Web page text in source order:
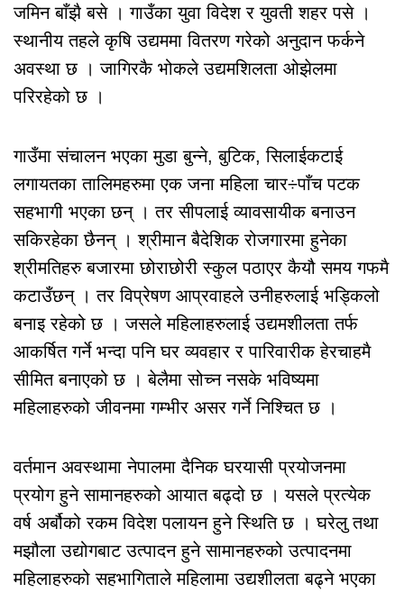
जमिन बाँझै बसे । गाउँका युवा विदेश र युवती शहर पसे ।
स्थानीय तहले कृषि उद्यममा वितरण गरेको अनुदान फर्कने
अवस्था छ । जागिरकै भोकले उद्यमशिलता ओझेलमा
परिरहेको छ ।
गाउँमा संचालन भएका मुडा बुन्ने, बुटिक, सिलाईकटाई
लगायतका तालिमहरुमा एक जना महिला चार÷पाँच पटक
सहभागी भएका छन् । तर सीपलाई व्यावसायीक बनाउन
सकिरहेका छैनन् । श्रीमान बैदेशिक रोजगारमा हुनेका
श्रीमतिहरु बजारमा छोराछोरी स्कुल पठाएर कैयौ समय गफमै
कटाउँछन् । तर विप्रेषण आप्रवाहले उनीहरुलाई भड्किलो
बनाइ रहेको छ । जसले महिलाहरुलाई उद्यमशीलता तर्फ
आकर्षित गर्ने भन्दा पनि घर व्यवहार र पारिवारीक हेरचाहमै
सीमित बनाएको छ । बेलैमा सोच्न नसके भविष्यमा
महिलाहरुको जीवनमा गम्भीर असर गर्ने निश्चित छ ।
वर्तमान अवस्थामा नेपालमा दैनिक घरयासी प्रयोजनमा
प्रयोग हुने सामानहरुको आयात बढ्दो छ । यसले प्रत्येक
वर्ष अर्बौको रकम विदेश पलायन हुने स्थिति छ । घरेलु तथा
मझौला उद्योगबाट उत्पादन हुने सामानहरुको उत्पादनमा
महिलाहरुको सहभागिताले महिलामा उद्यशीलता बढ्ने भएका